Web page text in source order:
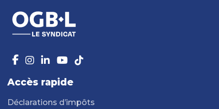
Accès rapide
Déclarations d’impôts